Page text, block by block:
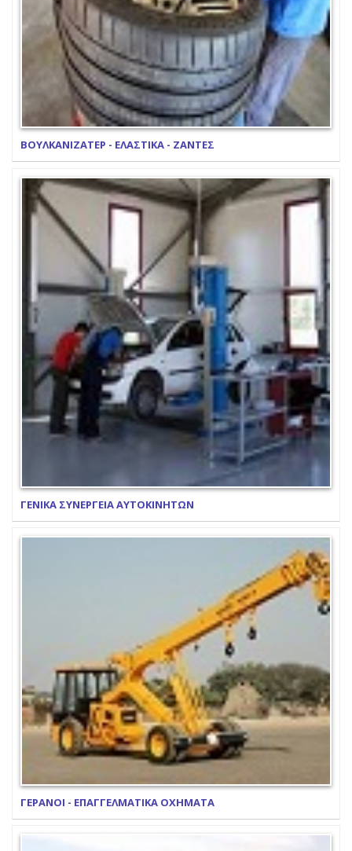
ΒΟΥΛΚΑΝΙΖΑΤΕΡ - ΕΛΑΣΤΙΚΑ - ΖΑΝΤΕΣ
ΓΕΝΙΚΑ ΣΥΝΕΡΓΕΙΑ ΑΥΤΟΚΙΝΗΤΩΝ
ΓΕΡΑΝΟΙ - ΕΠΑΓΓΕΛΜΑΤΙΚΑ ΟΧΗΜΑΤΑ